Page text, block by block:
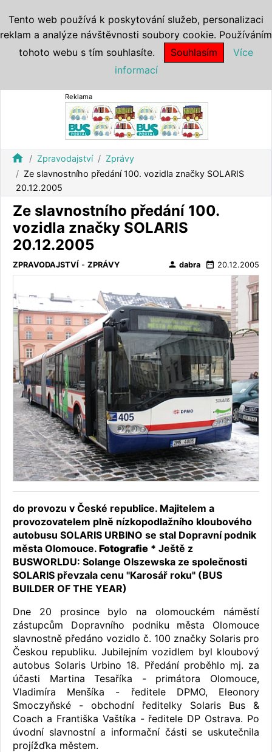
Reklama
home Zpravodajství
Zprávy
Ze slavnostního předání 100. vozidla značky SOLARIS
20.12.2005
Ze slavnostního předání 100.
vozidla značky SOLARIS
20.12.2005
ZPRAVODAJSTVÍ - ZPRÁVY person dabra date_range 20.12.2005
do provozu v České republice. Majitelem a
provozovatelem plně nízkopodlažního kloubového
autobusu SOLARIS URBINO se stal Dopravní podnik
města Olomouce. Fotografie * Ještě z
BUSWORLDU: Solange Olszewska ze společnosti
SOLARIS převzala cenu "Karosář roku" (BUS
BUILDER OF THE YEAR)
Dne 20 prosince bylo na olomouckém náměstí
zástupcům Dopravního podniku města Olomouce
slavnostně předáno vozidlo č. 100 značky Solaris pro
Českou republiku. Jubilejním vozidlem byl kloubový
autobus Solaris Urbino 18. Předání proběhlo mj. za
účasti Martina Tesaříka - primátora Olomouce,
Vladimíra Menšíka - ředitele DPMO, Eleonory
Smoczyňské - obchodní ředitelky Solaris Bus &
Coach a Františka Vaštíka - ředitele DP Ostrava. Po
úvodní slavnostní a informační části se uskutečnila
projížďka městem.
Tento web používá k poskytování služeb, personalizaci
reklam a analýze návštěvnosti soubory cookie. Používáním
tohoto webu s tím souhlasíte.
Souhlasím
Více
informací